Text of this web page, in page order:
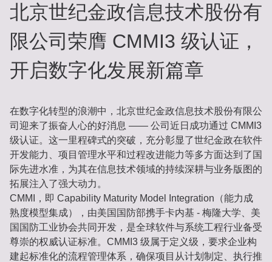
北京世纪金政信息技术股份有
限公司荣膺 CMMI3 级认证，
开启数字化发展新篇章
在数字化转型的浪潮中，北京世纪金政信息技术股份有限公
司迎来了振奋人心的好消息 —— 公司近日成功通过 CMMI3
级认证。这一里程碑式的突破，充分彰显了世纪金政在软件
开发能力、项目管理水平和过程改进能力等多方面达到了国
际先进水准，为其在信息技术领域的持续深耕与业务版图的
拓展注入了强大动力。
CMMI，即 Capability Maturity Model Integration（能力成
熟度模型集成），由美国国防部携手卡内基 - 梅隆大学、美
国国防工业协会共同开发，是全球软件与系统工程行业备受
尊崇的权威认证标准。CMMI3 级属于定义级，要求企业构
建起标准化的流程管理体系，确保项目从计划制定、执行推